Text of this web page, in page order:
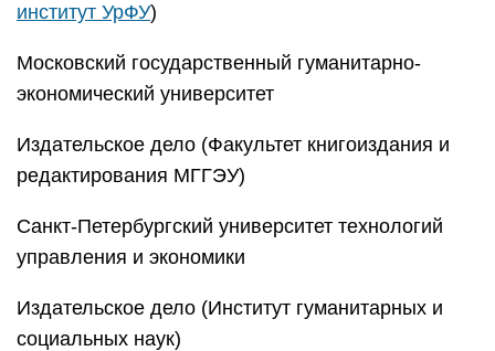
институт УрФУ)
Московский государственный гуманитарно-
экономический университет
Издательское дело (Факультет книгоиздания и
редактирования МГГЭУ)
Санкт-Петербургский университет технологий
управления и экономики
Издательское дело (Институт гуманитарных и
социальных наук)